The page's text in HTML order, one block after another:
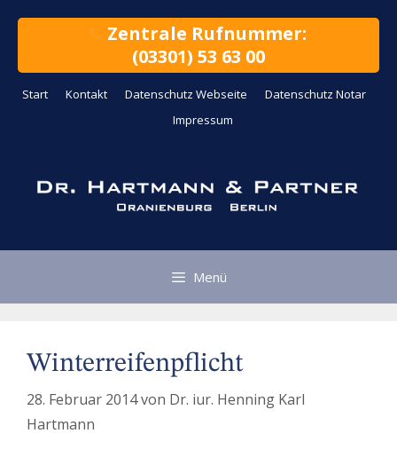
Zentrale Rufnummer:
(03301) 53 63 00
Start Kontakt Datenschutz Webseite
Datenschutz Notar
Impressum
Menü
Winterreifenpflicht
28. Februar 2014von Dr. iur. Henning Karl
Hartmann